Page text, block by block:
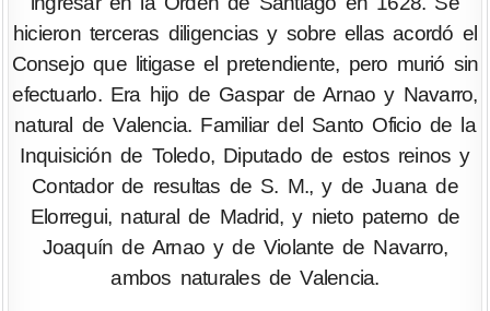
hicieron terceras diligencias y sobre ellas acordó el
Consejo que litigase el pretendiente, pero murió sin
efectuarlo. Era hijo de Gaspar de Arnao y Navarro,
natural de Valencia. Familiar del Santo Oficio de la
Inquisición de Toledo, Diputado de estos reinos y
Contador de resultas de S. M., y de Juana de
Elorregui, natural de Madrid, y nieto paterno de
Joaquín de Arnao y de Violante de Navarro,
ambos naturales de Valencia.